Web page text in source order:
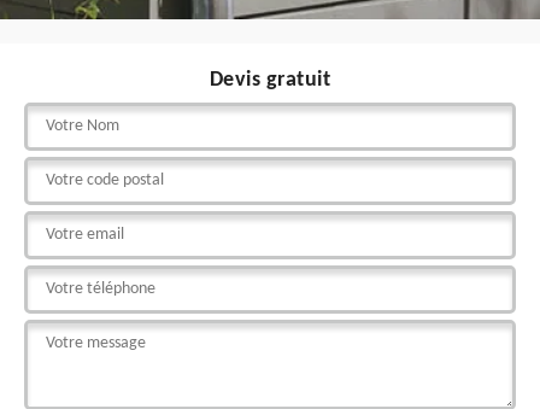
Devis gratuit